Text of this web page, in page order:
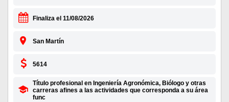
Finaliza el 11/08/2026
San Martín
5614
Título profesional en Ingeniería Agronómica, Biólogo y otras
carreras afines a las actividades que corresponda a su área
func